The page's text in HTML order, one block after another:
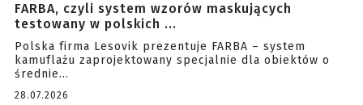
FARBA, czyli system wzorów maskujących
testowany w polskich ...
Polska firma Lesovik prezentuje FARBA – system
kamuflażu zaprojektowany specjalnie dla obiektów o
średnie...
28.07.2026